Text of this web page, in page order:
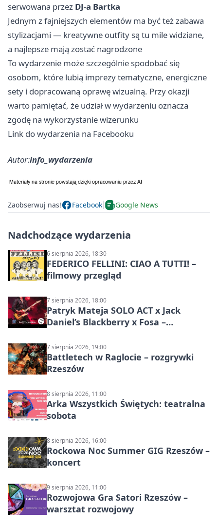
serwowana przez DJ-a Bartka
Jednym z fajniejszych elementów ma być też zabawa
stylizacjami — kreatywne outfity są tu mile widziane,
a najlepsze mają zostać nagrodzone
To wydarzenie może szczególnie spodobać się
osobom, które lubią imprezy tematyczne, energiczne
sety i dopracowaną oprawę wizualną. Przy okazji
warto pamiętać, że udział w wydarzeniu oznacza
zgodę na wykorzystanie wizerunku
Link do wydarzenia na Facebooku
Autor:info_wydarzenia
Zaobserwuj nas! Facebook Google News
Nadchodzące wydarzenia
6 sierpnia 2026, 18:30
FEDERICO FELLINI: CIAO A TUTTI! –
filmowy przegląd
7 sierpnia 2026, 18:00
Patryk Mateja SOLO ACT x Jack
Daniel’s Blackberry x Fosa –
7 sierpnia 2026, 19:00
Battletech w Raglocie – rozgrywki
Rzeszów
8 sierpnia 2026, 11:00
Arka Wszystkich Świętych: teatralna
sobota
8 sierpnia 2026, 16:00
Rockowa Noc Summer GIG Rzeszów –
koncert
9 sierpnia 2026, 11:00
Rozwojowa Gra Satori Rzeszów –
warsztat rozwojowy